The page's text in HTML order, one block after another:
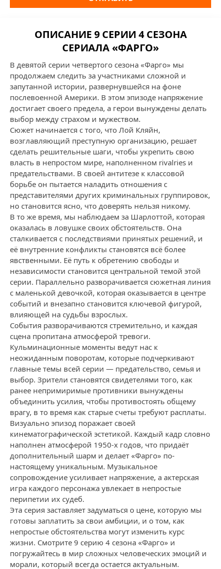
ОПИСАНИЕ 9 СЕРИИ 4 СЕЗОНА
СЕРИАЛА «ФАРГО»
В девятой серии четвертого сезона «Фарго» мы
продолжаем следить за участниками сложной и
запутанной истории, развернувшейся на фоне
послевоенной Америки. В этом эпизоде напряжение
достигает своего предела, а герои вынуждены делать
выбор между страхом и мужеством.
Сюжет начинается с того, что Лой Кляйн,
возглавляющий преступную организацию, решает
сделать решительные шаги, чтобы укрепить свою
власть в непростом мире, наполненном rivalries и
предательствами. В своей антитезе к классовой
борьбе он пытается наладить отношения с
представителями других криминальных группировок,
но становится ясно, что доверять нельзя никому.
В то же время, мы наблюдаем за Шарлоттой, которая
оказалась в ловушке своих обстоятельств. Она
сталкивается с последствиями принятых решений, и
её внутренние конфликты становятся всё более
явственными. Её путь к обретению свободы и
независимости становится центральной темой этой
серии. Параллельно разворачивается сюжетная линия
с маленькой девочкой, которая оказывается в центре
событий и внезапно становится ключевой фигурой,
влияющей на судьбы взрослых.
События разворачиваются стремительно, и каждая
сцена пропитана атмосферой тревоги.
Кульминационные моменты ведут нас к
неожиданным поворотам, которые подчеркивают
главные темы всей серии — предательство, семья и
выбор. Зрители становятся свидетелями того, как
ранее непримиримые противники вынуждены
объединить усилия, чтобы противостоять общему
врагу, в то время как старые счеты требуют расплаты.
Визуально эпизод поражает своей
кинематографической эстетикой. Каждый кадр словно
наполнен атмосферой 1950-х годов, что придаёт
дополнительный шарм и делает «Фарго» по-
настоящему уникальным. Музыкальное
сопровождение усиливает напряжение, а актерская
игра каждого персонажа увлекает в непростые
перипетии их судеб.
Эта серия заставляет задуматься о цене, которую мы
готовы заплатить за свои амбиции, и о том, как
непростые обстоятельства могут изменить курс
жизни. Смотрите 9 серию 4 сезона «Фарго» и
погружайтесь в мир сложных человеческих эмоций и
морали, который всегда остается актуальным.